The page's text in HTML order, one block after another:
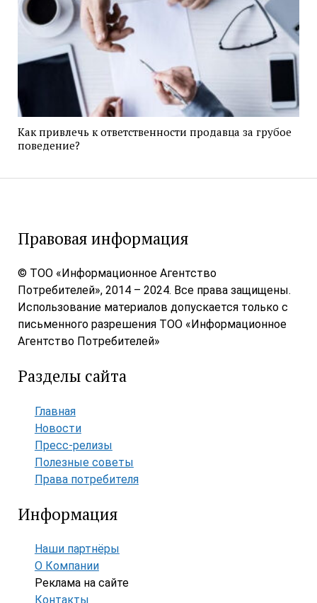
Как привлечь к ответственности продавца за грубое
поведение?
Правовая информация
© ТОО «Информационное Агентство
Потребителей», 2014 – 2024. Все права защищены.
Использование материалов допускается только с
письменного разрешения ТОО «Информационное
Агентство Потребителей»
Разделы сайта
Главная
Новости
Пресс-релизы
Полезные советы
Права потребителя
Информация
Наши партнёры
О Компании
Реклама на сайте
Контакты